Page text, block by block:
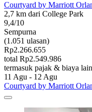
Courtyard by Marriott
2,7 km dari College Park
9,4/10
Sempurna
(1.051 ulasan)
Rp2.266.655
total Rp2.549.986
termasuk pajak & biaya
11 Agu - 12 Agu
Courtyard by Marriott